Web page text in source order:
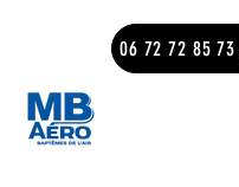
06 72 72 85 73